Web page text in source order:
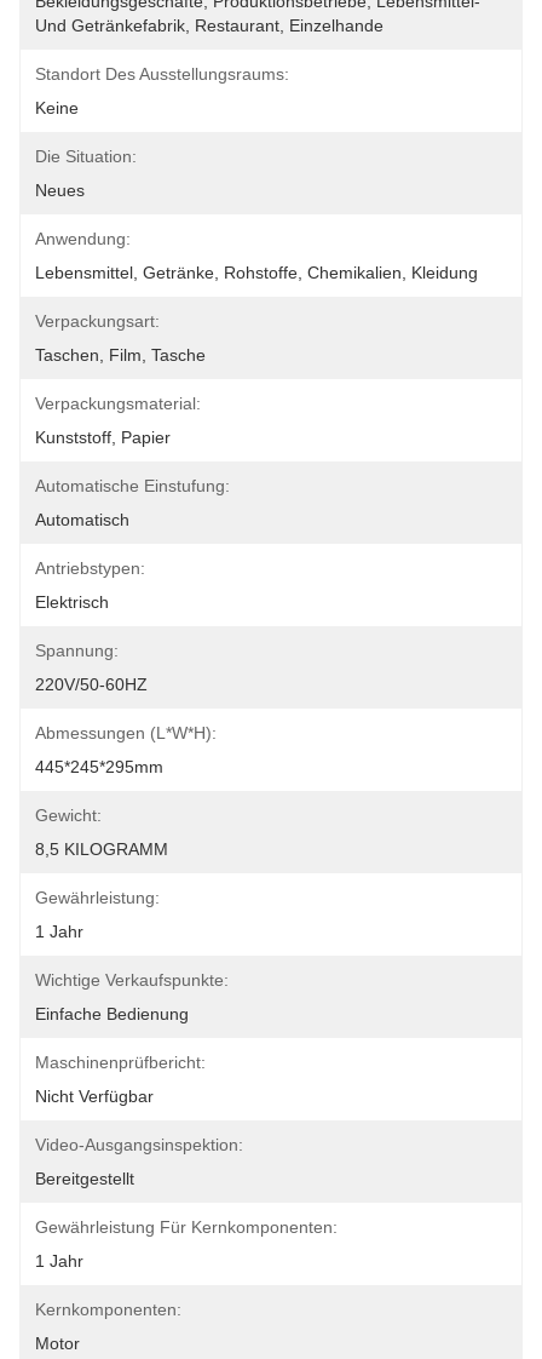
Und Getränkefabrik, Restaurant, Einzelhande
Standort Des Ausstellungsraums:
Keine
Die Situation:
Neues
Anwendung:
Lebensmittel, Getränke, Rohstoffe, Chemikalien, Kleidung
Verpackungsart:
Taschen, Film, Tasche
Verpackungsmaterial:
Kunststoff, Papier
Automatische Einstufung:
Automatisch
Antriebstypen:
Elektrisch
Spannung:
220V/50-60HZ
Abmessungen (L*W*H):
445*245*295mm
Gewicht:
8,5 KILOGRAMM
Gewährleistung:
1 Jahr
Wichtige Verkaufspunkte:
Einfache Bedienung
Maschinenprüfbericht:
Nicht Verfügbar
Video-Ausgangsinspektion:
Bereitgestellt
Gewährleistung Für Kernkomponenten:
1 Jahr
Kernkomponenten:
Motor